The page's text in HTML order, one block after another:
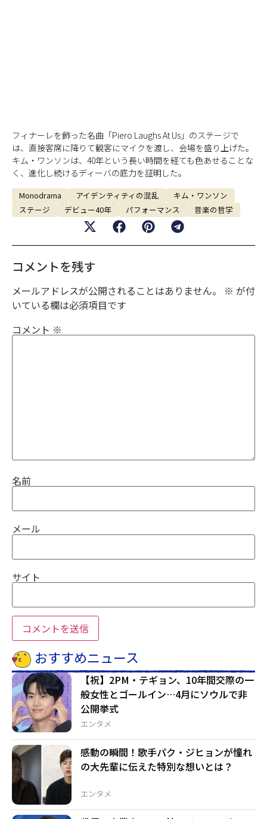
フィナーレを飾った名曲「Piero Laughs At Us」のステージで
は、直接客席に降りて観客にマイクを渡し、会場を盛り上げた。
キム・ワンソンは、40年という長い時間を経ても色あせることな
く、進化し続けるディーバの底力を証明した。
Monodrama アイデンティティの混乱
キム・ワンソン
ステージ
デビュー40年 パフォーマンス 音楽の哲学
コメントを残す
メールアドレスが公開されることはありません。 ※ が付
いている欄は必須項目です
コメント ※
名前
メール
サイト
おすすめニュース
エンタメ
【祝】2PM・テギョン、10年間交際の一
般女性とゴールイン…4月にソウルで非
公開挙式
エンタメ
感動の瞬間！歌手パク・ジヒョンが憧れ
の大先輩に伝えた特別な想いとは？